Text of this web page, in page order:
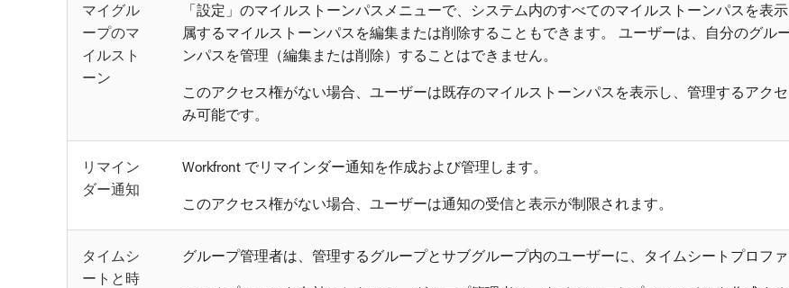
マイグル
ープのマ
イルスト
ーン
「設定」のマイルストーンパスメニューで、システム内のすべてのマイルストーンパスを表
属するマイルストーンパスを編集または削除することもできます。 ユーザーは、自分のグル
ンパスを管理（編集または削除）することはできません。
このアクセス権がない場合、ユーザーは既存のマイルストーンパスを表示し、管理するアク
み可能です。
リマイン
ダー通知
Workfront でリマインダー通知を作成および管理します。
このアクセス権がない場合、ユーザーは通知の受信と表示が制限されます。
タイムシ
ートと時
グループ管理者は、管理するグループとサブグループ内のユーザーに、タイムシートプロフ